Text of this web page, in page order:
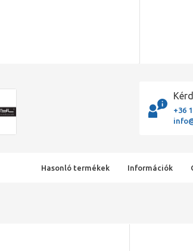
+36
Hasonló termékek Információk